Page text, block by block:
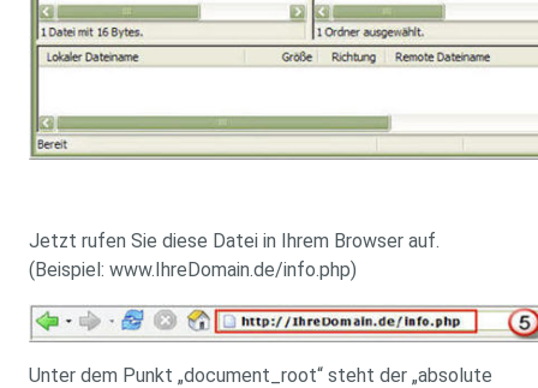
Jetzt rufen Sie diese Datei in Ihrem Browser auf.
(Beispiel: www.IhreDomain.de/info.php)
Unter dem Punkt „document_root“ steht der „absolute